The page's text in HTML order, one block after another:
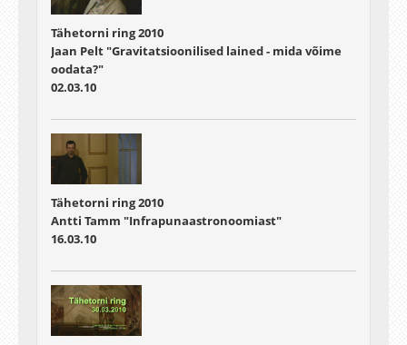
Tähetorni ring 2010
Jaan Pelt "Gravitatsioonilised lained - mida võime
oodata?"
02.03.10
Tähetorni ring 2010
Antti Tamm "Infrapunaastronoomiast"
16.03.10